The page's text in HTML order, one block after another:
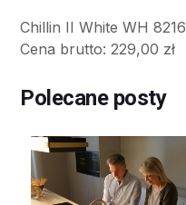
Chillin II White WH 8216
Cena brutto: 229,00 zł
Polecane posty